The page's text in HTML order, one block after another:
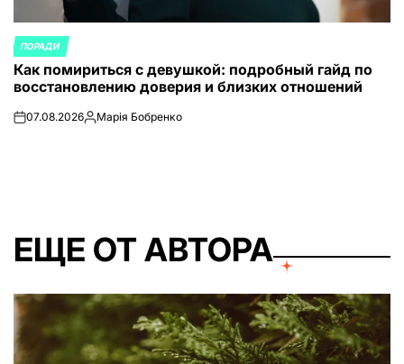
ОПУБЛИКОВАНО
В
ПОРАДИ
Как помириться с девушкой: подробный гайд по
восстановлению доверия и близких отношений
on07.08.2026Запись
Марія Бобренко
ЕЩЕ ОТ АВТОРА